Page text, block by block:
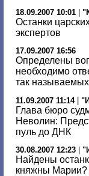
18.09.2007 10:01
Останки
экспертов
17.09.2007 16:56
Определены
необходимо
так
11.09.2007 11:14|
Глава бюро
Неволин:
пуль до ДНК
30.08.2007 12:23
Найдены
княжны Марии?